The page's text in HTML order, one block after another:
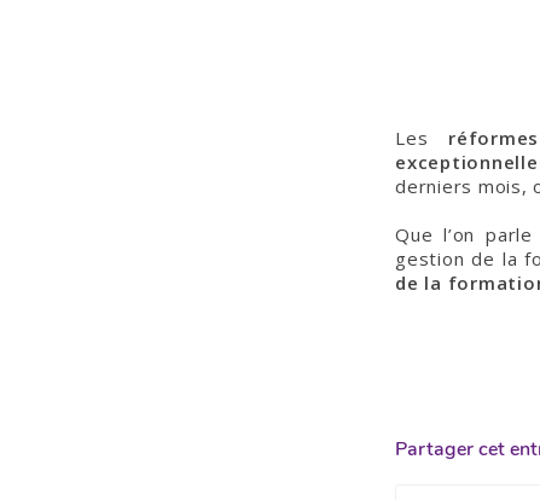
Les réformes
derniers mois,
Que l’on
gestion de la
de la
Partager cet